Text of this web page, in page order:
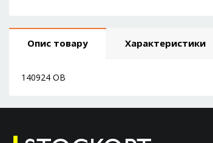
Опис товару Характеристики
140924 ОВ